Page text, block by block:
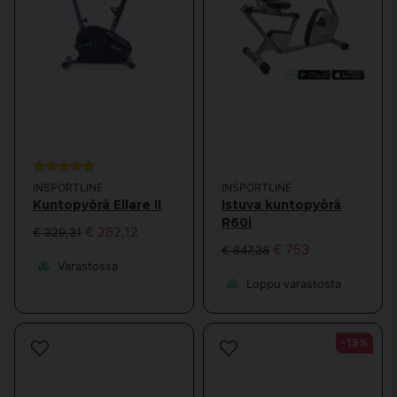
INSPORTLINE
Kuntopyörä Ellare II
€ 329,31 € 282,12
Varastossa
INSPORTLINE
Istuva kuntopyörä
R60i
€ 847,38 € 753
Loppu varastosta
-15%